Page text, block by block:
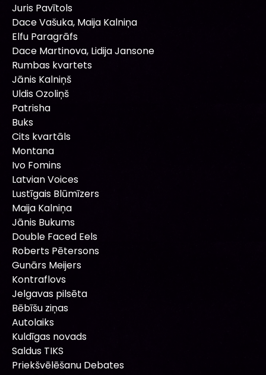
Juris Pavītols
Dace Vašuka, Maija Kalniņa
Elfu Paragrāfs
Dace Martinova, Lidija Jansone
Rumbas kvartets
Jānis Kalniņš
Uldis Ozoliņš
Patrisha
Buks
Cits kvartāls
Montana
Ivo Fomins
Latvian Voices
Lustīgais Blūmīzers
Maija Kalniņa
Jānis Bukums
Double Faced Eels
Roberts Pētersons
Gunārs Meijers
Kontraflovs
Jelgavas pilsēta
Bēbīšu ziņas
Autolaiks
Kuldīgas novads
Saldus TIKS
Priekšvēlēšanu Debates